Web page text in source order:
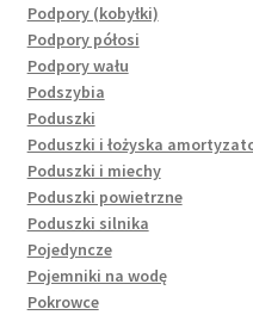
Podpory (kobyłki)
Podpory półosi
Podpory wału
Podszybia
Poduszki
Poduszki i łożyska
Poduszki i miechy
Poduszki powietrzne
Poduszki silnika
Pojedyncze
Pojemniki na wodę
Pokrowce